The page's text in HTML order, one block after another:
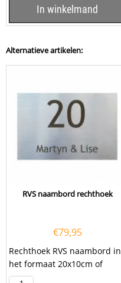
In winkelmand
Alternatieve artikelen:
RVS naambord rechthoek
€79,95
Rechthoek RVS naambord in
het formaat 20x10cm of
30x20m. Het naambord